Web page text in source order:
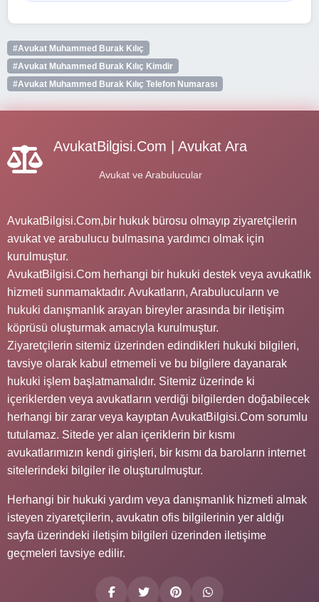
#Avukat Muhammed Burak Kılıç
#Avukat Muhammed Burak Kılıç Kimdir
#Avukat Muhammed Burak Kılıç Telefon Numarası
AvukatBilgisi.Com | Avukat Ara
Avukat ve Arabulucular
AvukatBilgisi.Com,bir hukuk bürosu olmayıp ziyaretçilerin
avukat ve arabulucu bulmasına yardımcı olmak için
kurulmuştur.
AvukatBilgisi.Com herhangi bir hukuki destek veya avukatlık
hizmeti sunmamaktadır. Avukatların, Arabulucuların ve
hukuki danışmanlık arayan bireyler arasında bir iletişim
köprüsü oluşturmak amacıyla kurulmuştur.
Ziyaretçilerin sitemiz üzerinden edindikleri hukuki bilgileri,
tavsiye olarak kabul etmemeli ve bu bilgilere dayanarak
hukuki işlem başlatmamalıdır. Sitemiz üzerinde ki
içeriklerden veya avukatların verdiği bilgilerden doğabilecek
herhangi bir zarar veya kayıptan AvukatBilgisi.Com sorumlu
tutulamaz. Sitede yer alan içeriklerin bir kısmı
avukatlarımızın kendi girişleri, bir kısmı da baroların internet
sitelerindeki bilgiler ile oluşturulmuştur.
Herhangi bir hukuki yardım veya danışmanlık hizmeti almak
isteyen ziyaretçilerin, avukatın ofis bilgilerinin yer aldığı
sayfa üzerindeki iletişim bilgileri üzerinden iletişime
geçmeleri tavsiye edilir.